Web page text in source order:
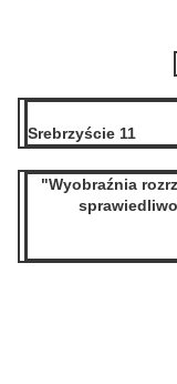
Sara
Srebrzyście 11
"Wyobraźnia